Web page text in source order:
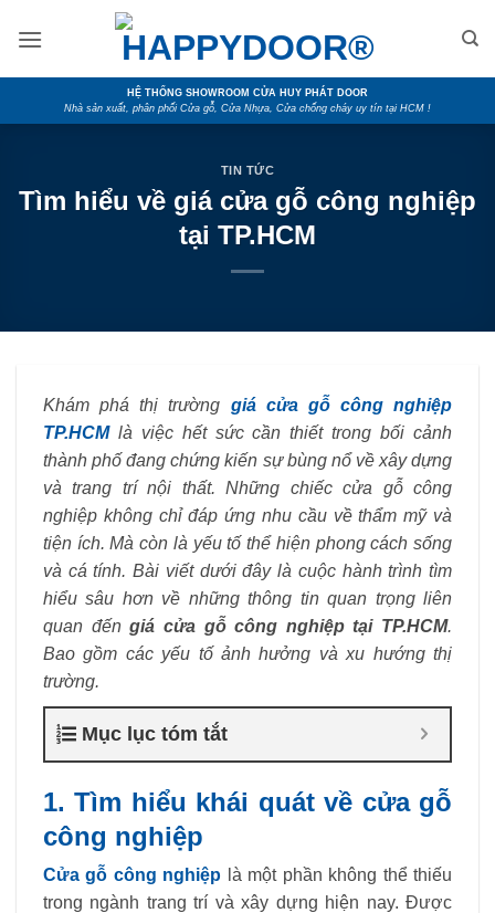
HỆ THỐNG SHOWROOM CỬA HUY PHÁT DOOR
Nhà sản xuất, phân phối Cửa gỗ, Cửa Nhựa, Cửa chống cháy uy tín tại HCM !
TIN TỨC
Tìm hiểu về giá cửa gỗ công nghiệp
tại TP.HCM
Khám phá thị trường giá cửa gỗ công nghiệp
TP.HCMlà việc hết sức cần thiết trong bối cảnh
thành phố đang chứng kiến sự bùng nổ về xây dựng
và trang trí nội thất. Những chiếc cửa gỗ công
nghiệp không chỉ đáp ứng nhu cầu về thẩm mỹ và
tiện ích. Mà còn là yếu tố thể hiện phong cách sống
và cá tính. Bài viết dưới đây là cuộc hành trình tìm
hiểu sâu hơn về những thông tin quan trọng liên
quan đếngiá cửa gỗ công nghiệp tại TP.HCM.
Bao gồm các yếu tố ảnh hưởng và xu hướng thị
trường.
Mục lục tóm tắt
1. Tìm hiểu khái quát về cửa gỗ
công nghiệp
Cửa gỗ công nghiệp là một phần không thể thiếu
trong ngành trang trí và xây dựng hiện nay. Được